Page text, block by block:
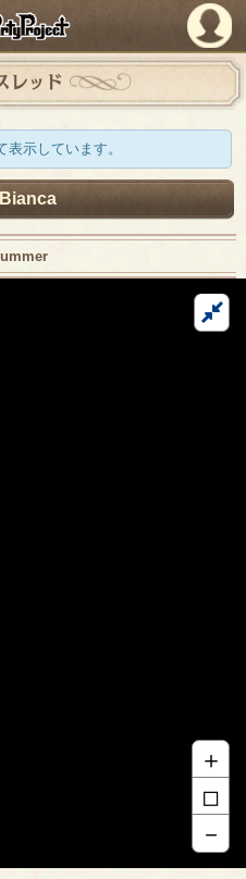
PandoraPartyProject
レッド
示しています。
＋
□
－